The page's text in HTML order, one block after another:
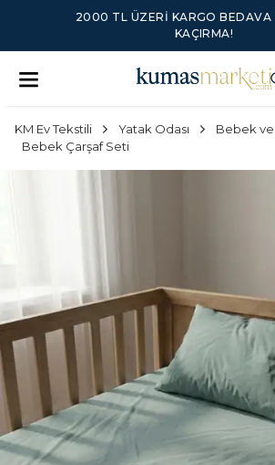
2000 TL ÜZERI KARGO BEDAVA
KAÇIRMA!
KM Ev Tekstili Yatak Odası
Bebek
Bebek Çarşaf Seti